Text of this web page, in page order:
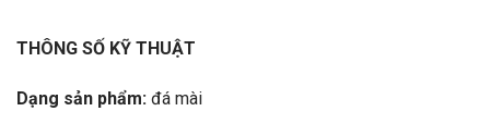
THÔNG SỐ KỸ THUẬT
Dạng sản phẩm: đá mài